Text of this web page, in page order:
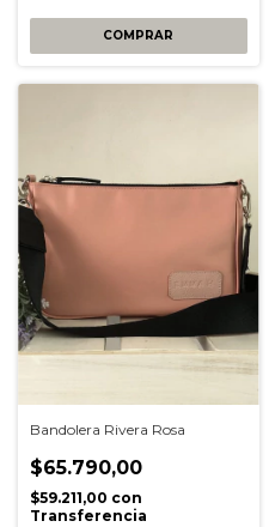
Bandolera Rivera Rosa
$65.790,00
$59.211,00 con
Transferencia